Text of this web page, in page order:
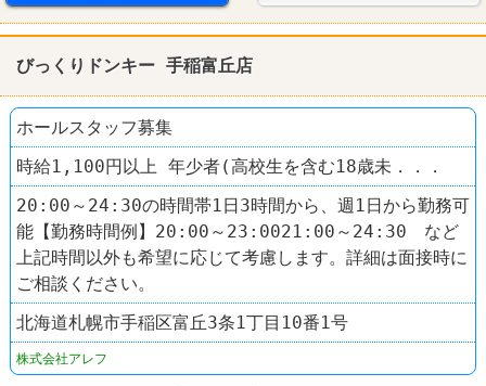
びっくりドンキー 手稲富丘店
ホールスタッフ募集
時給1,100円以上 年少者(高校生を含む18歳未．．．
20:00～24:30の時間帯1日3時間から、週1日から勤務可
能【勤務時間例】20:00～23:0021:00～24:30 など
上記時間以外も希望に応じて考慮します。詳細は面接時に
ご相談ください。
北海道札幌市手稲区富丘3条1丁目10番1号
株式会社アレフ